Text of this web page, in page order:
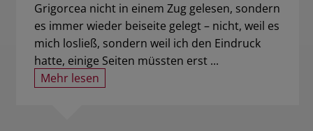
Grigorcea nicht in einem Zug gelesen, sondern
es immer wieder beiseite gelegt – nicht, weil es
mich losließ, sondern weil ich den Eindruck
hatte, einige Seiten müssten erst ...
Mehr lesen